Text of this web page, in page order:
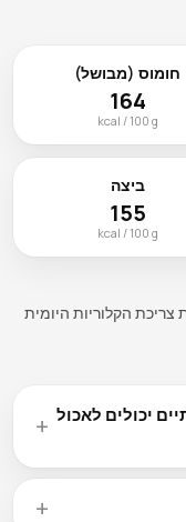
חומוס (מבושל)
164
kcal / 100 g
ביצה
155
kcal / 100 g
צריכת הקלוריות היומית
יכולים לאכול
גרם פחמימות ל-100 גרם, הכוללים סוכרים
במתינות — מנה